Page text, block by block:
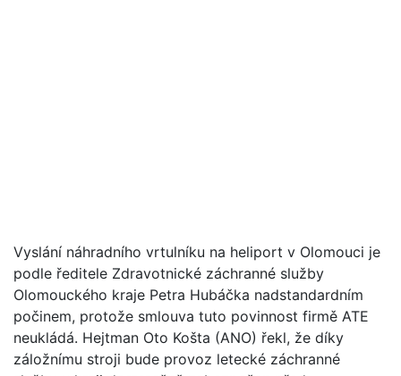
Vyslání náhradního vrtulníku na heliport v Olomouci je
podle ředitele Zdravotnické záchranné služby
Olomouckého kraje Petra Hubáčka nadstandardním
počinem, protože smlouva tuto povinnost firmě ATE
neukládá. Hejtman Oto Košta (ANO) řekl, že díky
záložnímu stroji bude provoz letecké záchranné